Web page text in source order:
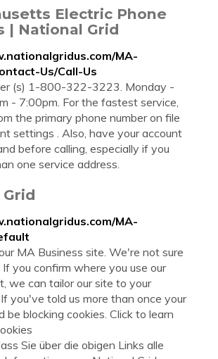
Electric Phone
| National Grid
MA-
Us/Call-Us
(s) 1-800-322-3223. Monday -
- 7:00pm. For the fastest service,
the primary phone number on file
settings . Also, have your account
before calling, especially if you
one service address.
MA-
MA Business site. We're not sure
you confirm where you use our
we can tailor our site to your
you've told us more than once your
be blocking cookies. Click to learn
Sie über die obigen Links alle